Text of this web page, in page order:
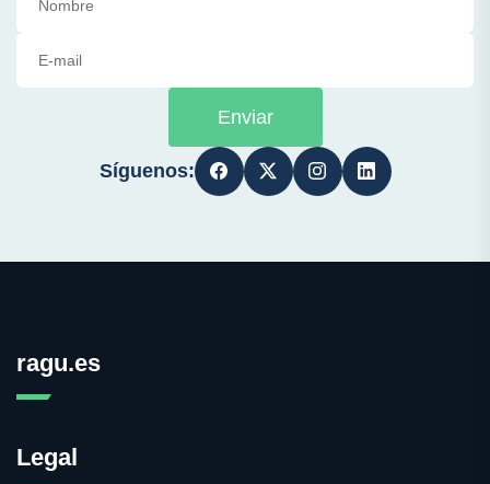
Enviar
Síguenos:
ragu.es
Legal